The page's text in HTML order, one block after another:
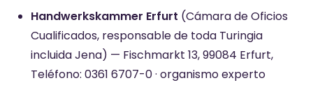
Handwerkskammer Erfurt (Cámara de Oficios
Cualificados, responsable de toda Turingia
incluida Jena) — Fischmarkt 13, 99084 Erfurt,
Teléfono: 0361 6707-0 · organismo experto